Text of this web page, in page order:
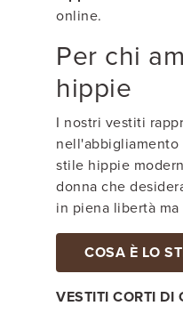
online.
Per chi
hippie
I nostri vestiti
nell'abbigliamento
stile hippie
donna che
in piena libertà
COSA È LO
VESTITI CORTI DI